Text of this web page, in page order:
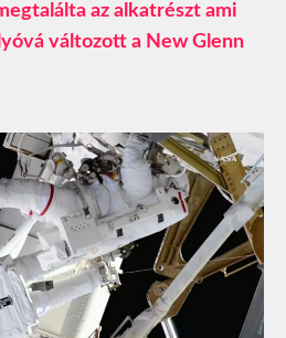
az alkatrészt ami
változott a New Glenn